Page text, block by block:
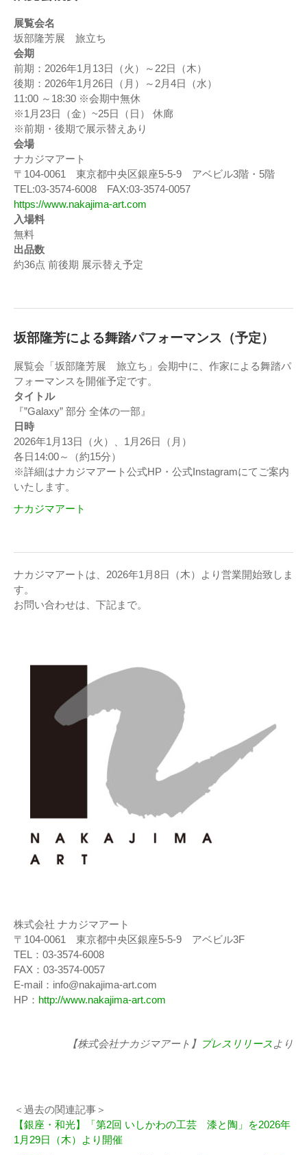
展覧会名
坂部隆芳展 旅立ち
会期
前期：2026年1月13日（火）～22日（木）
後期：2026年1月26日（月）～2月4日（水）
11:00 ～18:30 ※会期中無休
※1月23日（金）~25日（日） 休廊
※前期・後期で展示替えあり
会場
ナカジマアート
〒104-0061 東京都中央区銀座5-5-9 アベビル3階・5階
TEL:03-3574-6008 FAX:03-3574-0057
https://www.nakajima-art.com
入場料
無料
出品数
約36点 前後期 展示替え予定
坂部隆芳による舞踏パフォーマンス（予定）
展覧会「坂部隆芳展 旅立ち」会期中に、作家による舞踏パ
フォーマンスを開催予定です。
タイトル
『”Galaxy” 部分 全体の一部』
日時
2026年1月13日（火）、1月26日（月）
各日14:00～（約15分）
※詳細はナカジマアート公式HP・公式Instagramにてご案内
いたします。
ナカジマアート
ナカジマアートは、2026年1月8日（木）より営業開始致しま
す。
お問い合わせは、下記まで。
株式会社 ナカジマアート
〒104-0061 東京都中央区銀座5-5-9 アベビル3F
TEL：03-3574-6008
FAX：03-3574-0057
E-mail：info@nakajima-art.com
HP： http://www.nakajima-art.com
【株式会社ナカジマアート】 プレスリリースより
＜過去の関連記事＞
【銀座・和光】「第2回 いしかわの工芸 漆と陶」を2026年
1月29日（木）より開催